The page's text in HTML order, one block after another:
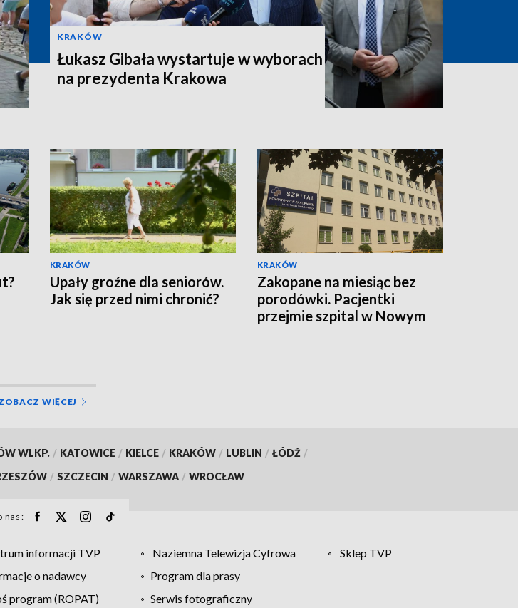
KRAKÓW
Łukasz Gibała wystartuje w wyborach
na prezydenta Krakowa
KRAKÓW
Upały groźne dla seniorów.
Jak się przed nimi chronić?
KRAKÓW
Zakopane na miesiąc bez
porodówki. Pacjentki
przejmie szpital w Nowym
WIĘCEJ
WLKP. / KATOWICE / KIELCE / KRAKÓW / LUBLIN / ŁÓDŹ /
/ SZCZECIN / WARSZAWA / WROCŁAW
nas:
informacji TVP Naziemna Telewizja Cyfrowa
Sklep TVP
o nadawcy
Program dla prasy
program (ROPAT) Serwis fotograficzny